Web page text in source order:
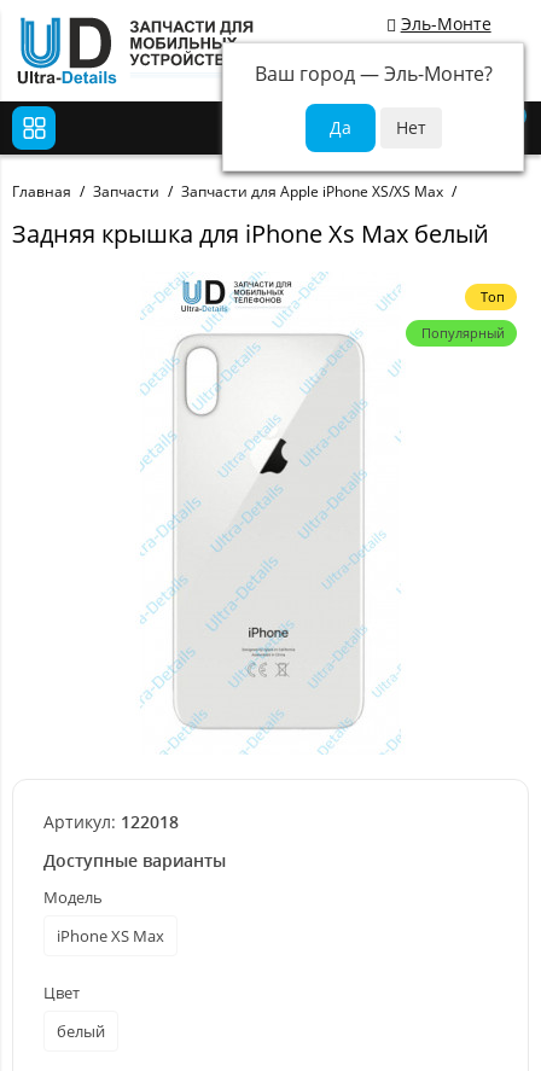
Эль-Монте
Ваш город —Эль-Монте?
Главная Запчасти Запчасти для Apple iPhone XS/XS Max
Задняя крышка для iPhone Xs Max белый
Топ
Популярный
Артикул: 122018
Доступные варианты
Модель
iPhone XS Max
Цвет
белый